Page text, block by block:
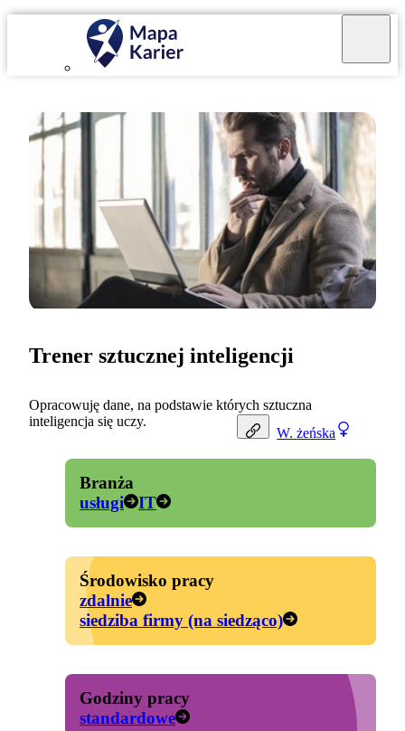
W. żeńska
Trener sztucznej inteligencji
Opracowuję dane, na podstawie których sztuczna
inteligencja się uczy.
Branża
usługi
IT
Środowisko pracy
zdalnie
siedziba firmy (na siedząco)
Godziny pracy
standardowe